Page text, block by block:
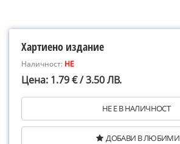
Хартиено издание
Наличност: НЕ
Цена: 1.79 € / 3.50 ЛВ.
НЕ Е В НАЛИЧНОСТ
ДОБАВИ В ЛЮБИМИ